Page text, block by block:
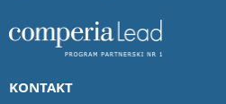
KONTAKT